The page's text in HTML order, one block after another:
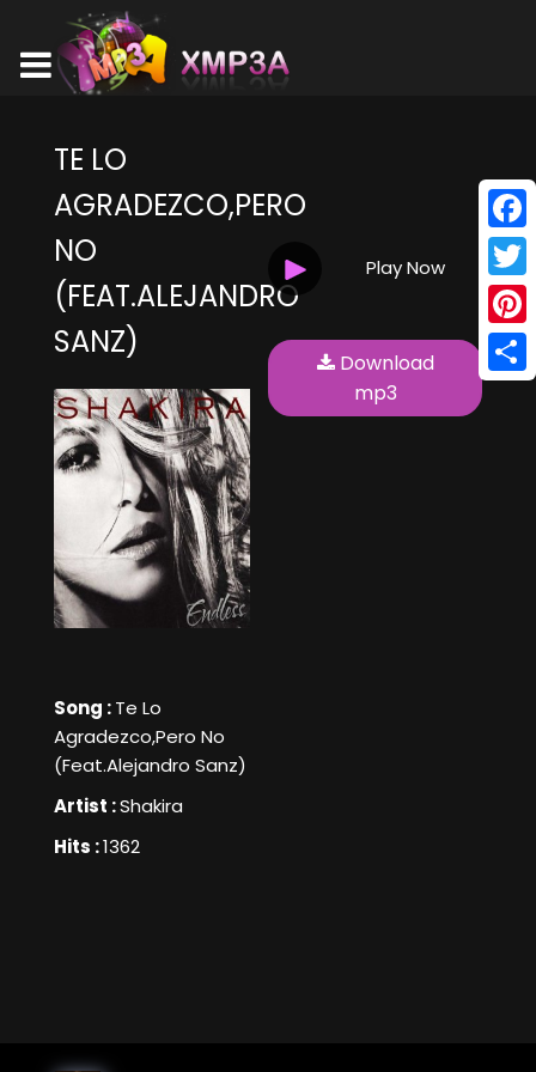
TE LO
AGRADEZCO,PERO
NO
(FEAT.ALEJANDRO
SANZ)
Song :Te Lo
Agradezco,Pero No
(Feat.Alejandro Sanz)
Artist :Shakira
Hits :1362
Play Now
Download
mp3